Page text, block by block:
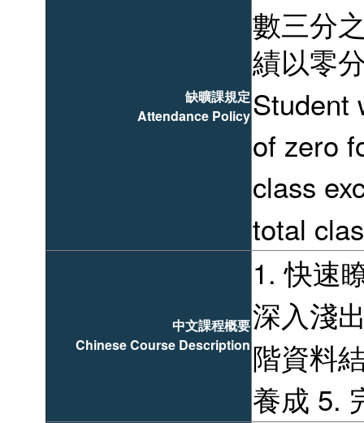
缺曠課規定
Attendance Policy
數三分
績以零
Student
of zero
class
total
中文課程概要
Chinese Course Description
1. 快速
深入淺
階資料
養成 5.